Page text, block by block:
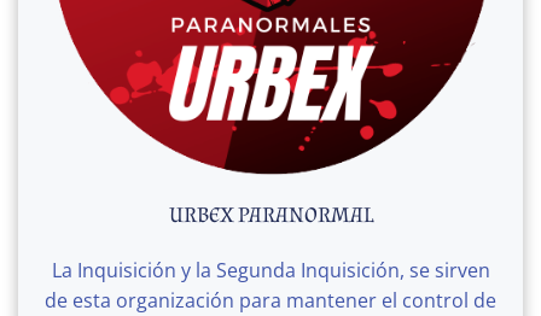
URBEX PARANORMAL
La Inquisición y la Segunda Inquisición, se sirven
de esta organización para mantener el control de